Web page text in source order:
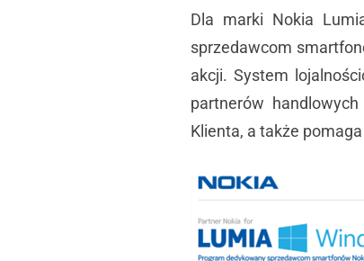
Dla marki Nokia
sprzedawcom
akcji. System
partnerów
Klienta, a także